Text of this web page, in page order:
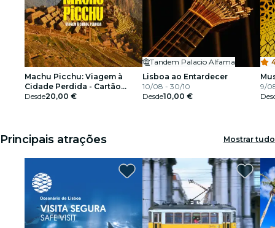
Machu Picchu: Viagem à
Cidade Perdida - Cartão
Oferta
Desde20,00 €
Tandem Palacio Alfama
Lisboa ao Entardecer
10/08 - 30/10
Desde10,00 €
9/
Principais atrações Mostrar tudo